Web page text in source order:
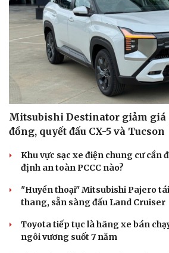
Cải chính
Mitsubishi Destinator giảm giá
đồng, quyết đấu CX-5 và Tucson
Khu vực sạc xe điện chung cư cần
định an toàn PCCC nào?
"Huyền thoại" Mitsubishi Pajero
thang, sẵn sàng đấu Land Cruiser
Toyota tiếp tục là hãng xe bán
ngôi vương suốt 7 năm